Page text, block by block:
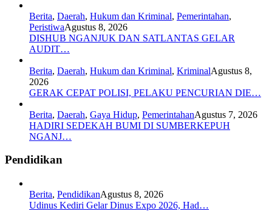
Berita, Daerah, Hukum dan Kriminal, Pemerintahan,
PeristiwaAgustus 8, 2026
DISHUB NGANJUK DAN SATLANTAS GELAR
AUDIT…
Berita, Daerah, Hukum dan Kriminal, KriminalAgustus 8,
2026
GERAK CEPAT POLISI, PELAKU PENCURIAN DIE…
Berita, Daerah, Gaya Hidup, PemerintahanAgustus 7, 2026
HADIRI SEDEKAH BUMI DI SUMBERKEPUH
NGANJ…
Pendidikan
Berita, PendidikanAgustus 8, 2026
Udinus Kediri Gelar Dinus Expo 2026, Had…